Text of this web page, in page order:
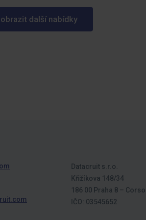
další nabídky
Datacruit s.r.o.
Křižíkova 148/34
186 00 Praha 8 –
IČO: 03545652